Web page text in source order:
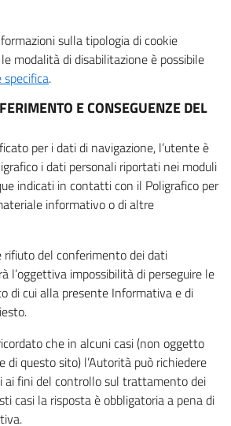
sulla tipologia di cookie
modalità di disabilitazione è possibile
specifica.
E CONSEGUENZE DEL
per i dati di navigazione, l’utente è
i dati personali riportati nei moduli
indicati in contatti con il Poligrafico per
informativo o di altre
rifiuto del conferimento dei dati
l’oggettiva impossibilità di perseguire le
di cui alla presente Informativa e di
che in alcuni casi (non oggetto
di questo sito) l’Autorità può richiedere
ai fini del controllo sul trattamento dei
casi la risposta è obbligatoria a pena di